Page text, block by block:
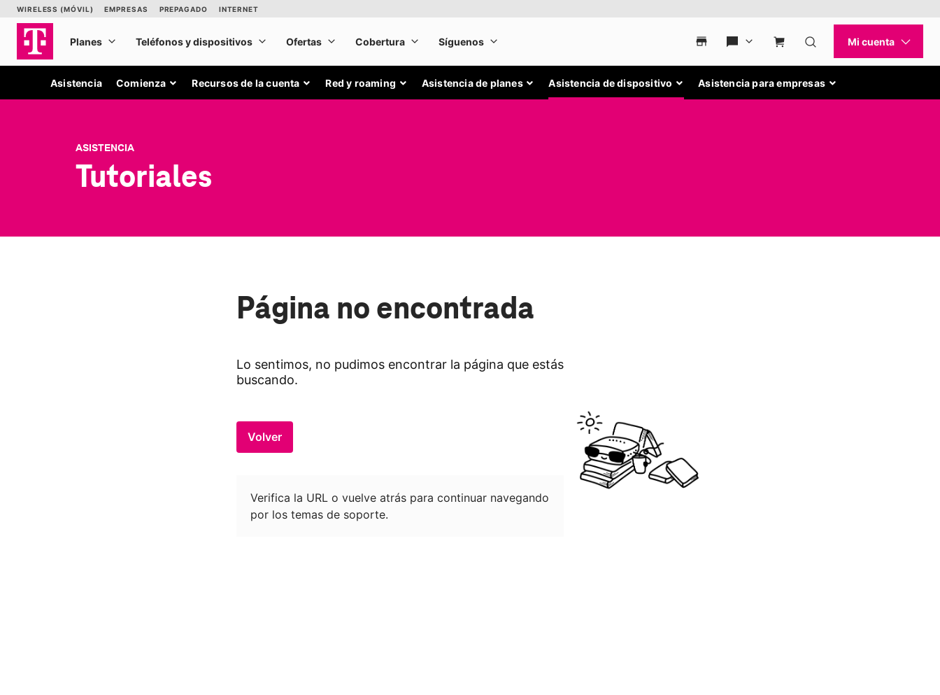
Asistencia Comienza Recursos de la cuenta Red y roaming Asistencia de planes Asistencia de dispositivo Asistencia para empresas
ASISTENCIA
Tutoriales